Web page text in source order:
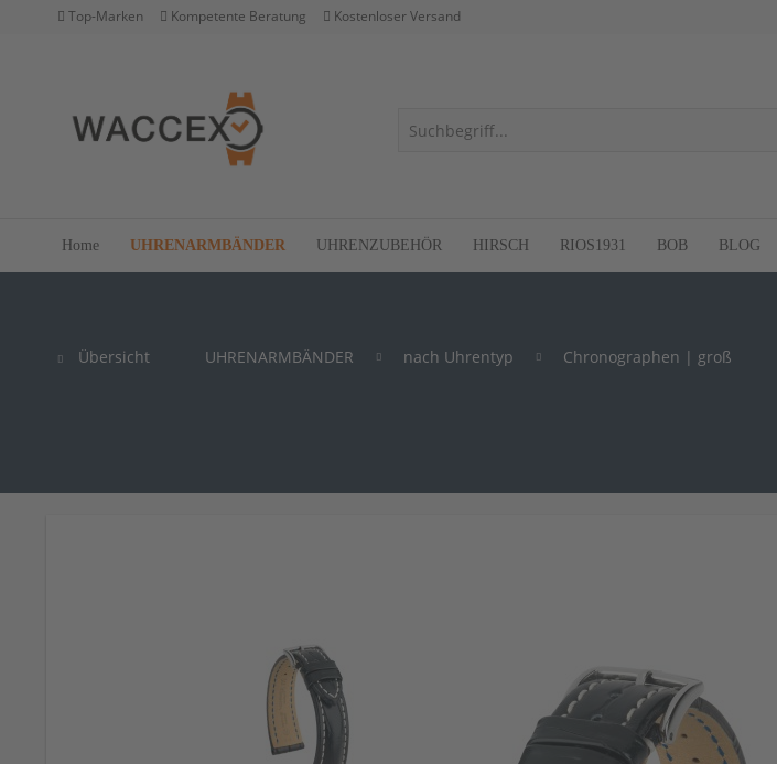
Top-Marken Kompetente Beratung Kostenloser Versand
Home UHRENARMBÄNDER UHRENZUBEHÖR HIRSCH RIOS1931 BOB BLOG
Übersicht UHRENARMBÄNDER nach Uhrentyp Chronographen | groß